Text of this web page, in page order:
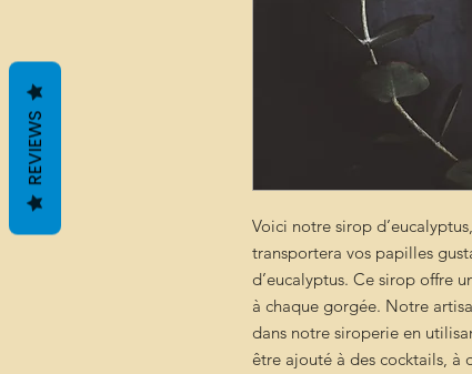
Voici notre sirop
transportera vos papilles
d’eucalyptus. Ce sirop offre
à chaque gorgée. Notre
dans notre siroperie en
être ajouté à des cocktails, à
REVIEWS